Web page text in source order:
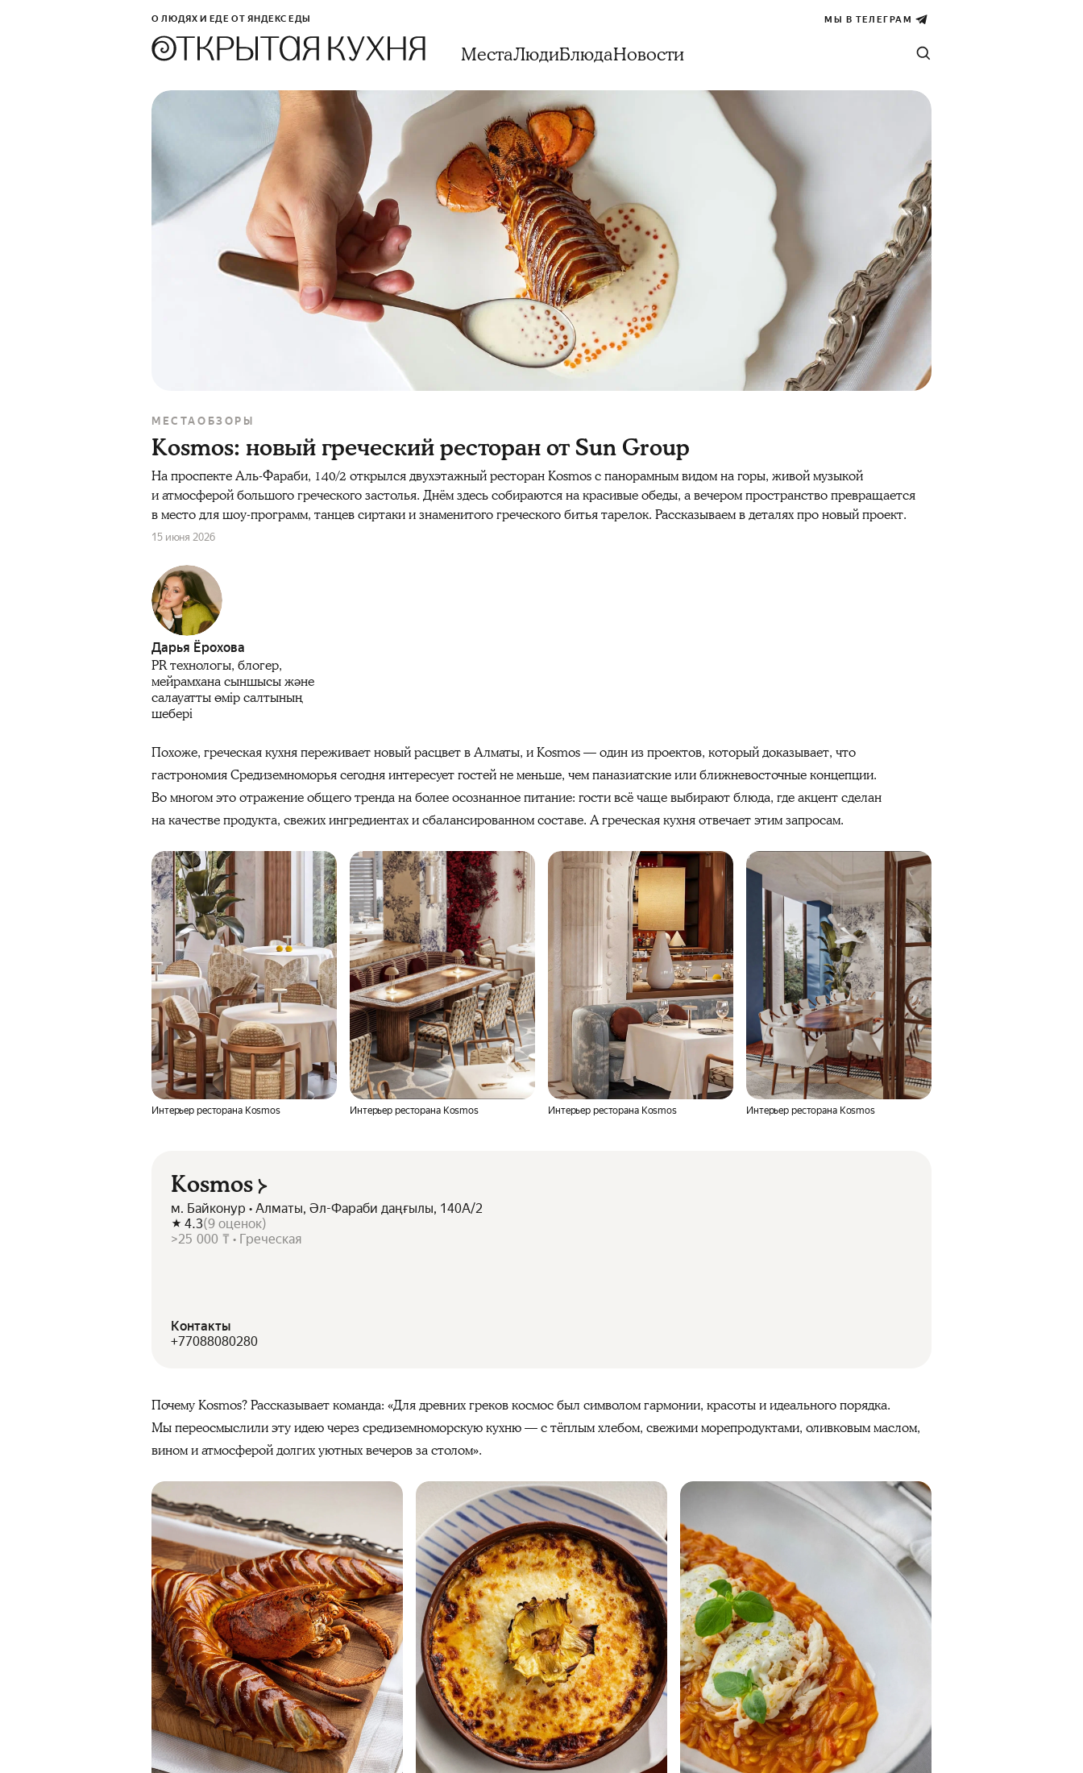
О ЛЮДЯХ И ЕДЕ ОТ ЯНДЕКС ЕДЫ МЫ В ТЕЛЕГРАМ
МестаЛюдиБлюдаНовости
МЕСТА ОБЗОРЫ
Kosmos: новый греческий ресторан от Sun Group
На проспекте Аль-Фараби, 140/2 открылся двухэтажный ресторан Kosmos с панорамным видом на горы, живой музыкой
и атмосферой большого греческого застолья. Днём здесь собираются на красивые обеды, а вечером пространство превращается
в место для шоу-программ, танцев сиртаки и знаменитого греческого битья тарелок. Рассказываем в деталях про новый проект.
15 июня 2026
Дарья Ёрохова
PR технологы, блогер,
мейрамхана сыншысы және
салауатты өмір салтының
шебері
Похоже, греческая кухня переживает новый расцвет в Алматы, и Kosmos — один из проектов, который доказывает, что
гастрономия Средиземноморья сегодня интересует гостей не меньше, чем паназиатские или ближневосточные концепции.
Во многом это отражение общего тренда на более осознанное питание: гости всё чаще выбирают блюда, где акцент сделан
на качестве продукта, свежих ингредиентах и сбалансированном составе. А греческая кухня отвечает этим запросам.
Интерьер ресторана Kosmos Интерьер ресторана Kosmos Интерьер ресторана Kosmos Интерьер ресторана Kosmos
Kosmos
м. Байконур • Алматы, Әл-Фараби даңғылы, 140А/2
4.3(9 оценок)
>25 000 ₸ • Греческая
Контакты
+77088080280
Почему Kosmos? Рассказывает команда: «Для древних греков космос был символом гармонии, красоты и идеального порядка.
Мы переосмыслили эту идею через средиземноморскую кухню — с тёплым хлебом, свежими морепродуктами, оливковым маслом,
вином и атмосферой долгих уютных вечеров за столом».